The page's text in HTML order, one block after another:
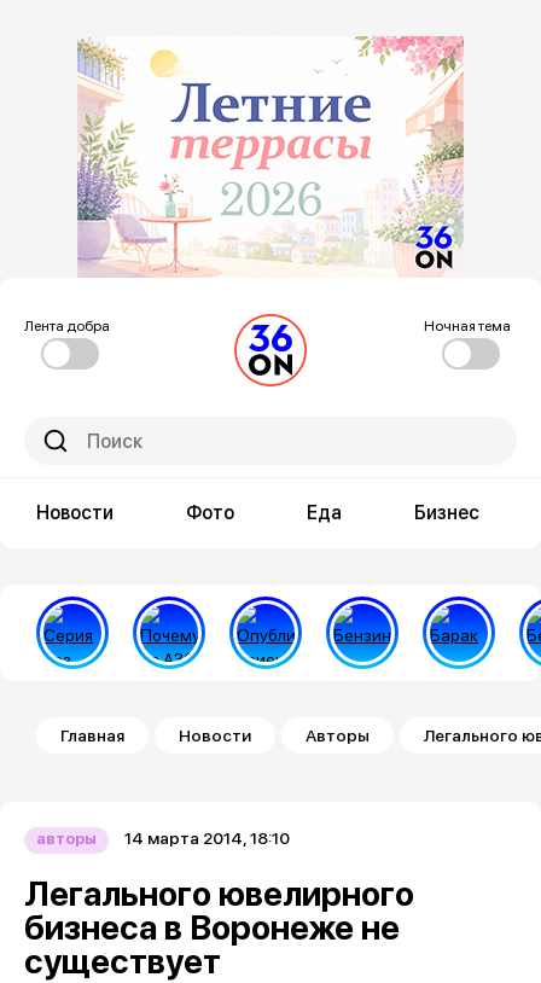
Лента добра Ночная тема
Новости Фото Еда Бизнес
Строка навигации
Главная Новости Авторы Легального
авторы 14 марта 2014, 18:10
Легального ювелирного
бизнеса в Воронеже не
существует